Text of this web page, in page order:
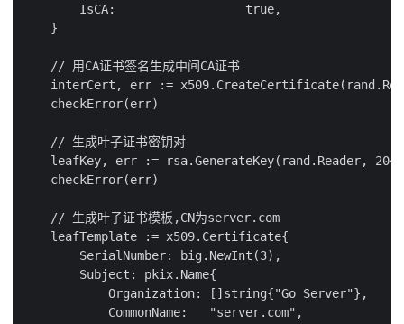
        IsCA:                  true,
    }
    // 用CA证书签名生成中间CA证书
interCert, err :=
    checkError(err)
    // 生成叶子证书密钥对
leafKey, err := rsa.GenerateKey(rand.Reader,
    checkError(err)
    // 生成叶子证书模板,CN为server.com
    leafTemplate := x509.Certificate{
        SerialNumber: big.NewInt(3),
        Subject: pkix.Name{
            Organization: []string{"Go Server"},
            CommonName:   "server.com",